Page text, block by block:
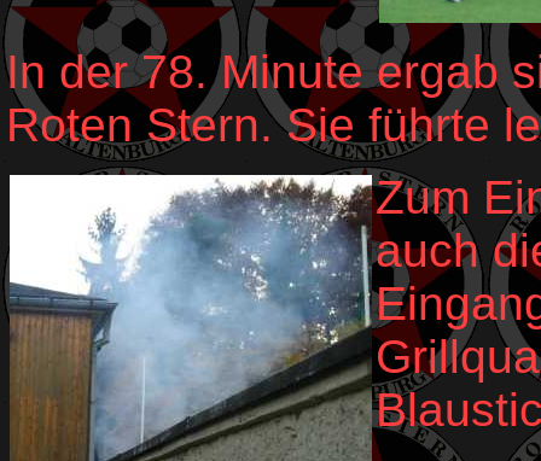
In der 78. Minute ergab
Roten Stern. Sie führte
Zum
auch